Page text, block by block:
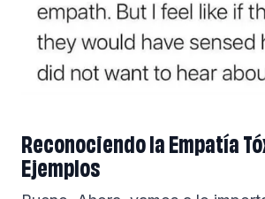
Reconociendo la Empatía
Ejemplos